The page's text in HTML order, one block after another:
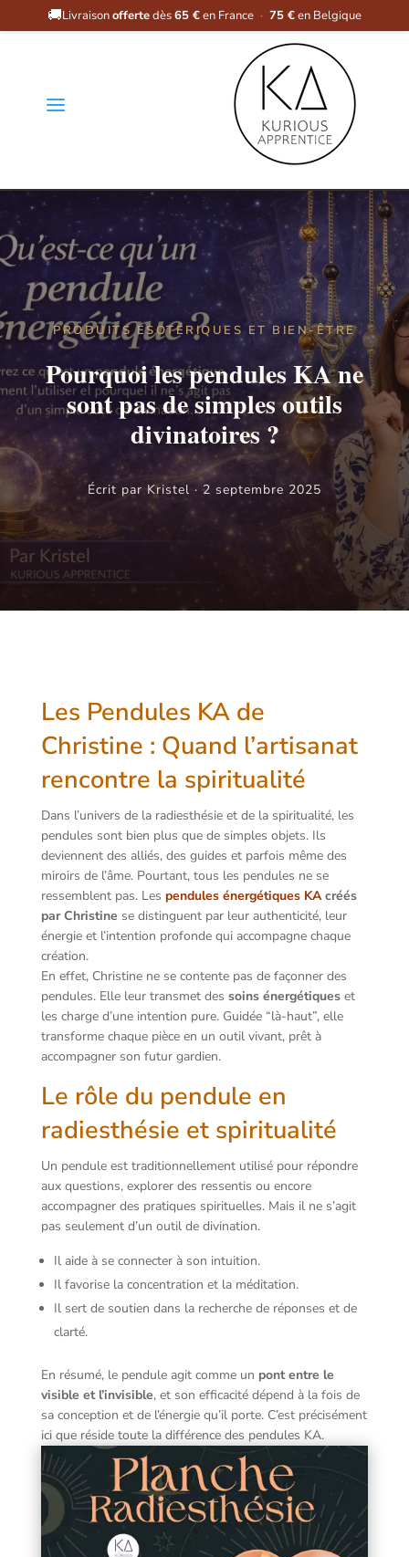
🚚Livraisonoffertedès65 €en France · 75 €en Belgique
a
PRODUITS ÉSOTÉRIQUES ET BIEN-ÊTRE
Pourquoi les pendules KA ne
sont pas de simples outils
divinatoires ?
Écrit par Kristel · 2 septembre 2025
Les Pendules KA de
Christine : Quand l’artisanat
rencontre la spiritualité
Dans l’univers de la radiesthésie et de la spiritualité, les
pendules sont bien plus que de simples objets. Ils
deviennent des alliés, des guides et parfois même des
miroirs de l’âme. Pourtant, tous les pendules ne se
ressemblent pas. Les pendules énergétiques KAcréés
par Christine se distinguent par leur authenticité, leur
énergie et l’intention profonde qui accompagne chaque
création.
En effet, Christine ne se contente pas de façonner des
pendules. Elle leur transmet des soins énergétiqueset
les charge d’une intention pure. Guidée “là-haut”, elle
transforme chaque pièce en un outil vivant, prêt à
accompagner son futur gardien.
Le rôle du pendule en
radiesthésie et spiritualité
Un pendule est traditionnellement utilisé pour répondre
aux questions, explorer des ressentis ou encore
accompagner des pratiques spirituelles. Mais il ne s’agit
pas seulement d’un outil de divination.
Il aide à se connecter à son intuition.
Il favorise la concentration et la méditation.
Il sert de soutien dans la recherche de réponses et de
clarté.
En résumé, le pendule agit comme un pont entre le
visible et l’invisible, et son efficacité dépend à la fois de
sa conception et de l’énergie qu’il porte. C’est précisément
ici que réside toute la différence des pendules KA.